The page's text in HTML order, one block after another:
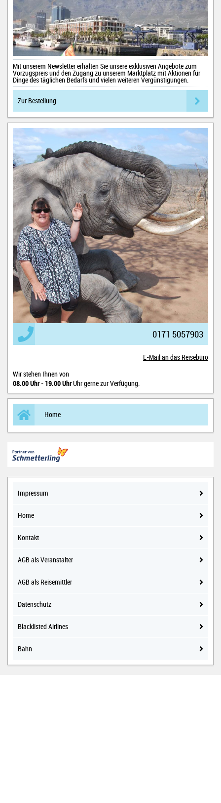
Mit unserem Newsletter erhalten Sie unsere exklusiven Angebote zum
Vorzugspreis und den Zugang zu unserem Marktplatz mit Aktionen für
Dinge des täglichen Bedarfs und vielen weiteren Vergünstigungen.
Zur Bestellung
0171 5057903
E-Mail an das Reisebüro
Wir stehen Ihnen von
08.00 Uhr- 19.00 UhrUhr gerne zur Verfügung.
Home
Impressum
Home
Kontakt
AGB als Veranstalter
AGB als Reisemittler
Datenschutz
Blacklisted Airlines
Bahn